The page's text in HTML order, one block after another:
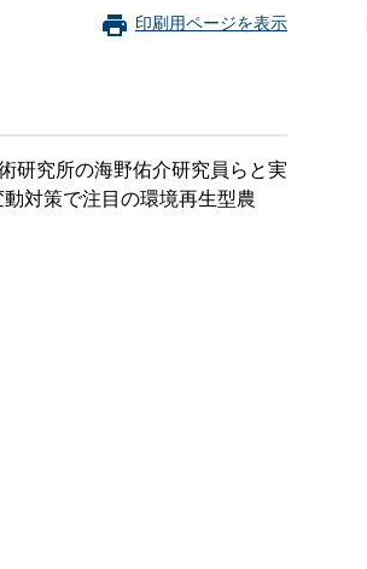
印刷用ページを表示
研究所の海野佑介研究員らと実
対策で注目の環境再生型農